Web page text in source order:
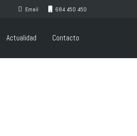
Email 684 450 450
Actualidad Contacto